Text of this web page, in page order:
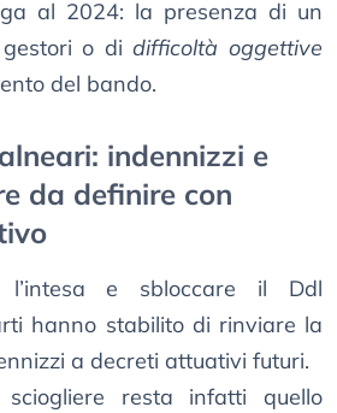
al 2024: la presenza di un
o didifficoltà oggettive
del bando.
indennizzi e
da definire con
l’intesa e sbloccare il Ddl
hanno stabilito di rinviare la
a decreti attuativi futuri.
resta infatti quello